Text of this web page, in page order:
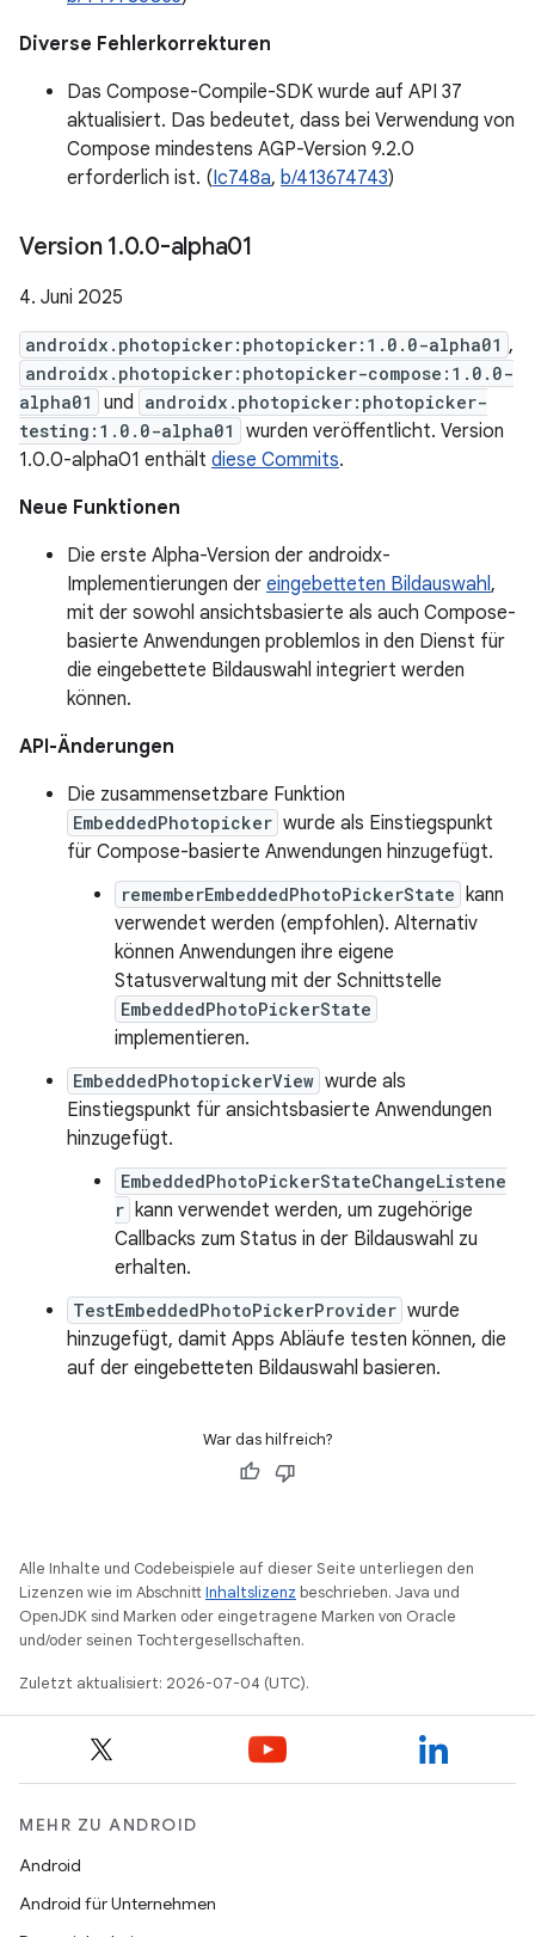
Diverse Fehlerkorrekturen
Das Compose-Compile-SDK wurde auf API 37
aktualisiert. Das bedeutet, dass bei Verwendung von
Compose mindestens AGP-Version 9.2.0
erforderlich ist. (Ic748a, b/413674743)
Version 1.0.0-alpha01
4. Juni 2025
androidx.photopicker:photopicker:1.0.0-alpha01 ,
androidx.photopicker:photopicker-compose:1.0.0-
alpha01
und androidx.photopicker:photopicker-
testing:1.0.0-alpha01
wurden veröffentlicht. Version
1.0.0-alpha01 enthält diese Commits.
Neue Funktionen
Die erste Alpha-Version der androidx-
Implementierungen der eingebetteten Bildauswahl,
mit der sowohl ansichtsbasierte als auch Compose-
basierte Anwendungen problemlos in den Dienst für
die eingebettete Bildauswahl integriert werden
können.
API-Änderungen
Die zusammensetzbare Funktion
EmbeddedPhotopicker wurde als Einstiegspunkt
für Compose-basierte Anwendungen hinzugefügt.
rememberEmbeddedPhotoPickerState kann
verwendet werden (empfohlen). Alternativ
können Anwendungen ihre eigene
Statusverwaltung mit der Schnittstelle
EmbeddedPhotoPickerState
implementieren.
EmbeddedPhotopickerView wurde als
Einstiegspunkt für ansichtsbasierte Anwendungen
hinzugefügt.
EmbeddedPhotoPickerStateChangeListene
r kann verwendet werden, um zugehörige
Callbacks zum Status in der Bildauswahl zu
erhalten.
TestEmbeddedPhotoPickerProvider wurde
hinzugefügt, damit Apps Abläufe testen können, die
auf der eingebetteten Bildauswahl basieren.
War das hilfreich?
Alle Inhalte und Codebeispiele auf dieser Seite unterliegen den
Lizenzen wie im AbschnittInhaltslizenz beschrieben. Java und
OpenJDK sind Marken oder eingetragene Marken von Oracle
und/oder seinen Tochtergesellschaften.
Zuletzt aktualisiert: 2026-07-04 (UTC).
MEHR ZU ANDROID
Android
Android für Unternehmen